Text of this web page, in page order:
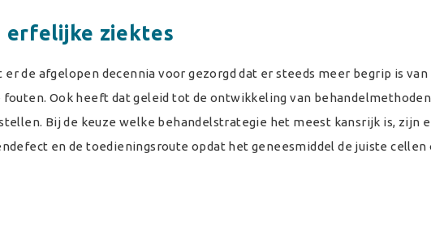
erfelijke ziektes
de afgelopen decennia voor gezorgd dat er steeds meer begrip is van
Ook heeft dat geleid tot de ontwikkeling van
Bij de keuze welke behandelstrategie het meest kansrijk is, zijn
en de toedieningsroute opdat het geneesmiddel de juiste cellen